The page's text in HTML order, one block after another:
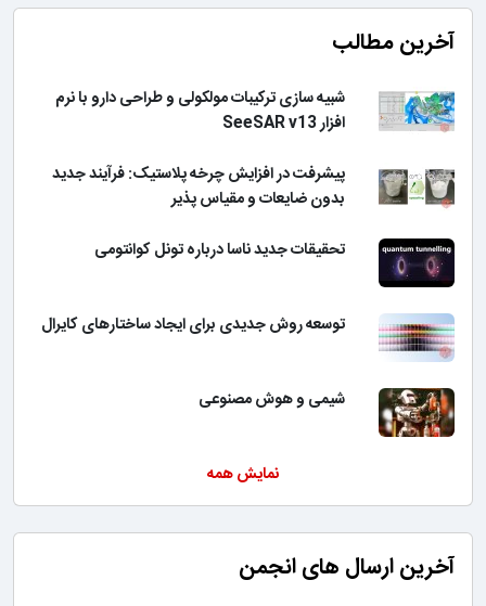
آخرین مطالب
شبیه سازی ترکیبات مولکولی و طراحی دارو با نرم
افزار SeeSAR v13
پیشرفت در افزایش چرخه پلاستیک: فرآیند جدید
بدون ضایعات و مقیاس پذیر
تحقیقات جدید ناسا درباره تونل کوانتومی
توسعه روش جدیدی برای ایجاد ساختارهای کایرال
شیمی و هوش مصنوعی
نمایش همه
آخرین ارسال های انجمن